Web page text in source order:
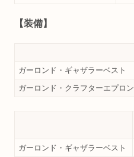
【装備】
ガーロンド・ギャザラーベスト
ガーロンド・クラフターエプロン
ガーロンド・ギャザラーベスト